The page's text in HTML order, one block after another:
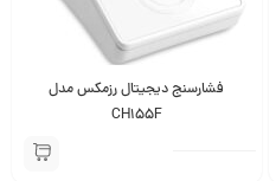
فشارسنج دیجیتال رزمکس مدل
CH155F